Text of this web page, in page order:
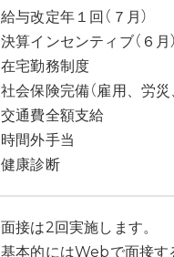
給与改定年１回（７月）
決算インセンティブ（６月）
在宅勤務制度
社会保険完備（雇用、労災
交通費全額支給
時間外手当
健康診断
面接は2回実施します。
基本的にはWebで面接す